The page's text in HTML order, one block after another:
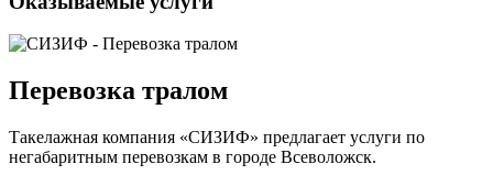
Перевозка тралом
Такелажная компания «СИЗИФ» предлагает услуги по
негабаритным перевозкам в городе Всеволожск.